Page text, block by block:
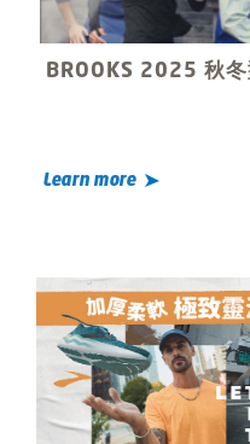
BROOKS 2025 秋冬
Learn more